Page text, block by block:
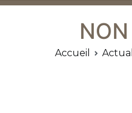
Accueil